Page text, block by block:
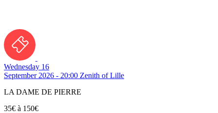
Wednesday 16
September 2026 - 20:00 Zenith of Lille
LA DAME DE PIERRE
35€ à 150€